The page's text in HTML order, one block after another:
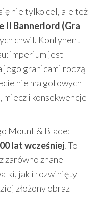
nie tylko cel, ale też
II Bannerlord (Gra
chwil. Kontynent
imperium jest
jego granicami rodzą
nie ma gotowych
miecz i konsekwencje
Mount & Blade:
lat wcześniej. To
zarówno znane
jak i rozwinięty
złożony obraz